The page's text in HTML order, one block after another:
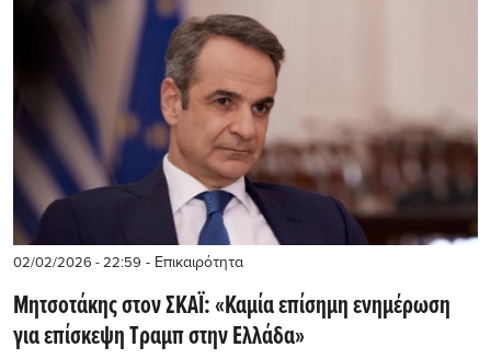
02/02/2026 - 22:59 - Επικαιρότητα
Μητσοτάκης στον ΣΚΑΪ: «Καμία επίσημη ενημέρωση
για επίσκεψη Τραμπ στην Ελλάδα»